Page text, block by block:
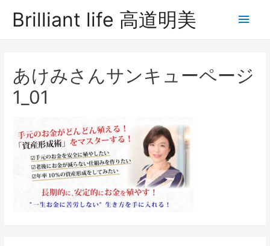
Brilliant life 高道明美
あけみさんサンキューページ
1_01